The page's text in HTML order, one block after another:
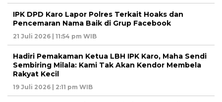
IPK DPD Karo Lapor Polres Terkait Hoaks dan
Pencemaran Nama Baik di Grup Facebook
21 Juli 2026 | 11:54 pm WIB
Hadiri Pemakaman Ketua LBH IPK Karo, Maha Sendi
Sembiring Milala: Kami Tak Akan Kendor Membela
Rakyat Kecil
19 Juli 2026 | 2:11 pm WIB